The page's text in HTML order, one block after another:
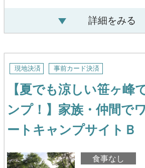
詳細をみる
現地決済 事前カード決済
【夏でも涼しい笹ヶ峰
ンプ！】家族・仲間で
ートキャンプサイトＢ
食事なし